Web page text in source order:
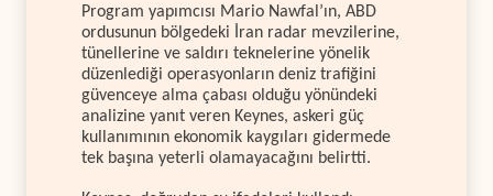
Program yapımcısı Mario Nawfal’ın, ABD
ordusunun bölgedeki İran radar mevzilerine,
tünellerine ve saldırı teknelerine yönelik
düzenlediği operasyonların deniz trafiğini
güvenceye alma çabası olduğu yönündeki
analizine yanıt veren Keynes, askeri güç
kullanımının ekonomik kaygıları gidermede
tek başına yeterli olamayacağını belirtti.